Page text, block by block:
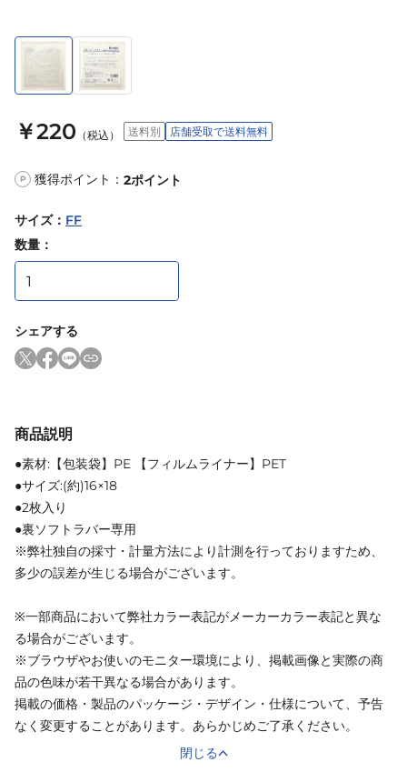
￥220 （税込） 送料別 店舗受取で送料無料
P 獲得ポイント： 2ポイント
サイズ： FF
数量：
シェアする
商品説明
●素材:【包装袋】PE 【フィルムライナー】PET
●サイズ:(約)16×18
●2枚入り
●裏ソフトラバー専用
※弊社独自の採寸・計量方法により計測を行っておりますため、
多少の誤差が生じる場合がございます。
※一部商品において弊社カラー表記がメーカーカラー表記と異な
る場合がございます。
※ブラウザやお使いのモニター環境により、掲載画像と実際の商
品の色味が若干異なる場合があります。
掲載の価格・製品のパッケージ・デザイン・仕様について、予告
なく変更することがあります。あらかじめご了承ください。
閉じる